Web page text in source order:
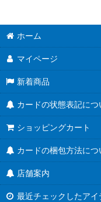
ホーム
マイページ
新着商品
カードの状態表記につ
ショッピングカート
カードの梱包方法につ
店舗案内
最近チェックしたアイ